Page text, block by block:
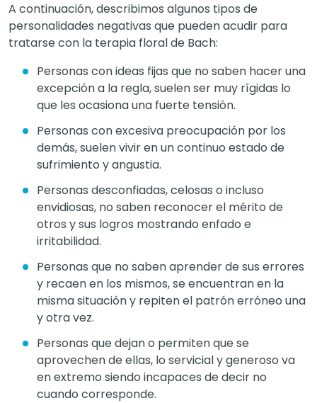
A continuación, describimos algunos tipos de
personalidades negativas que pueden acudir para
tratarse con la terapia floral de Bach:
Personas con ideas fijas que no saben hacer una
excepción a la regla, suelen ser muy rígidas lo
que les ocasiona una fuerte tensión.
Personas con excesiva preocupación por los
demás, suelen vivir en un continuo estado de
sufrimiento y angustia.
Personas desconfiadas, celosas o incluso
envidiosas, no saben reconocer el mérito de
otros y sus logros mostrando enfado e
irritabilidad.
Personas que no saben aprender de sus errores
y recaen en los mismos, se encuentran en la
misma situación y repiten el patrón erróneo una
y otra vez.
Personas que dejan o permiten que se
aprovechen de ellas, lo servicial y generoso va
en extremo siendo incapaces de decir no
cuando corresponde.